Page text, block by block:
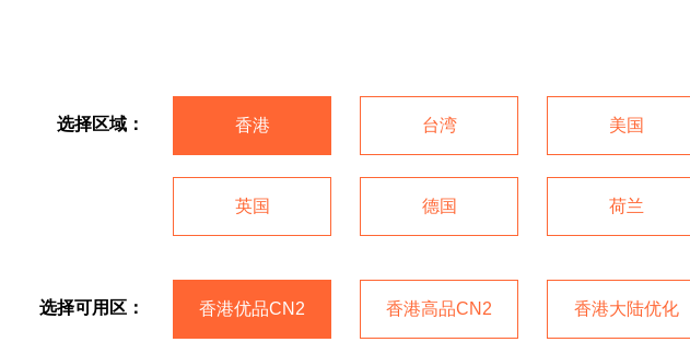
选择区域： 香港 台湾 美国
英国 德国 荷兰
选择可用区： 香港优品CN2 香港高品CN2 香港大陆优化